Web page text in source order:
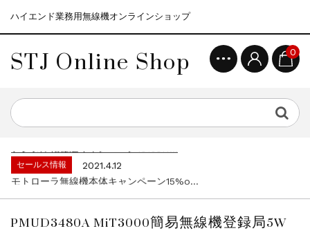
ハイエンド業務用無線機オンラインショップ
STJ Online Shop 0
セールス情報
2021.4.12
モトローラ無線機本体キャンペーン15%o...
５月大型連休に伴う営業日のお知らせ...
セールス情報
2023.4.1
セールス情報
2021.4.12
モトローラ無線機本体キャンペーン15%o...
セールス情報
2023.4.1
PMUD3480A MiT3000簡易無線機登録局5W